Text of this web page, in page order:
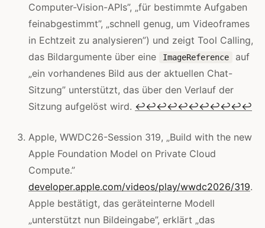
Computer-Vision-APIs”, „für bestimmte Aufgaben
feinabgestimmt”, „schnell genug, um Videoframes
in Echtzeit zu analysieren”) und zeigt Tool Calling,
das Bildargumente über eine
ImageReference
auf
„ein vorhandenes Bild aus der aktuellen Chat-
Sitzung” unterstützt, das über den Verlauf der
Sitzung aufgelöst wird. ↩↩↩↩↩↩↩↩↩↩↩
Apple, WWDC26-Session 319, „Build with the new
Apple Foundation Model on Private Cloud
Compute.”
developer.apple.com/videos/play/wwdc2026/319.
Apple bestätigt, das geräteinterne Modell
„unterstützt nun Bildeingabe”, erklärt „das